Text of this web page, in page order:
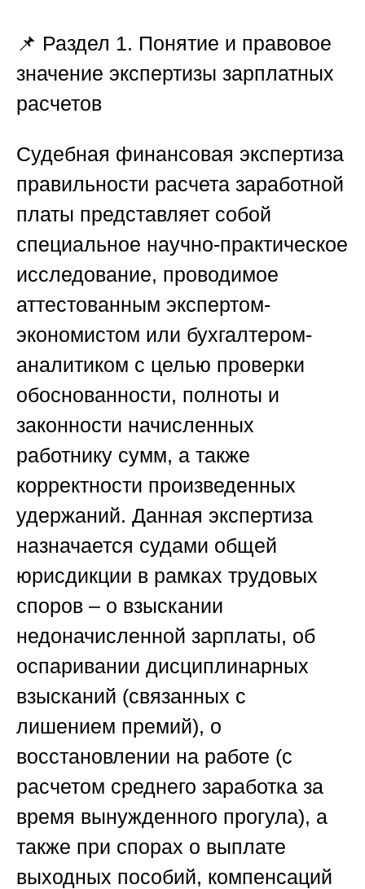
📌 Раздел 1. Понятие и правовое
значение экспертизы зарплатных
расчетов
Судебная финансовая экспертиза
правильности расчета заработной
платы представляет собой
специальное научно-практическое
исследование, проводимое
аттестованным экспертом-
экономистом или бухгалтером-
аналитиком с целью проверки
обоснованности, полноты и
законности начисленных
работнику сумм, а также
корректности произведенных
удержаний. Данная экспертиза
назначается судами общей
юрисдикции в рамках трудовых
споров – о взыскании
недоначисленной зарплаты, об
оспаривании дисциплинарных
взысканий (связанных с
лишением премий), о
восстановлении на работе (с
расчетом среднего заработка за
время вынужденного прогула), а
также при спорах о выплате
выходных пособий, компенсаций